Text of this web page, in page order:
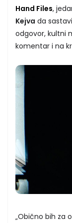
Hand Files,
Kejva da
odgovor, kultni
komentar i na
„Obično bih za